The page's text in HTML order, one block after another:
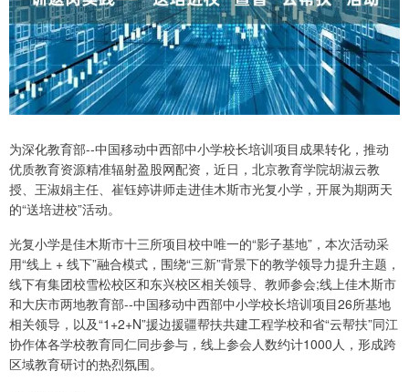
为深化教育部--中国移动中西部中小学校长培训项目成果转化，推动
优质教育资源精准辐射盈股网配资，近日，北京教育学院胡淑云教
授、王淑娟主任、崔钰婷讲师走进佳木斯市光复小学，开展为期两天
的“送培进校”活动。
光复小学是佳木斯市十三所项目校中唯一的“影子基地”，本次活动采
用“线上 + 线下”融合模式，围绕“三新”背景下的教学领导力提升主题，
线下有集团校雪松校区和东兴校区相关领导、教师参会;线上佳木斯市
和大庆市两地教育部--中国移动中西部中小学校长培训项目26所基地
相关领导，以及“1+2+N”援边援疆帮扶共建工程学校和省“云帮扶”同江
协作体各学校教育同仁同步参与，线上参会人数约计1000人，形成跨
区域教育研讨的热烈氛围。